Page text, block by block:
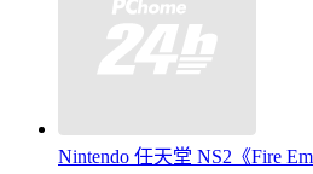
Nintendo 任天堂 NS2《Fire